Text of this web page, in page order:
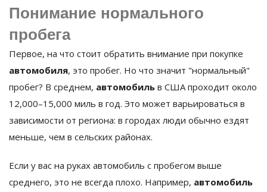
Понимание нормального
пробега
Первое, на что стоит обратить внимание при покупке
автомобиля, это пробег. Но что значит "нормальный"
пробег? В среднем, автомобиль в США проходит около
12,000–15,000 миль в год. Это может варьироваться в
зависимости от региона: в городах люди обычно ездят
меньше, чем в сельских районах.
Если у вас на руках автомобиль с пробегом выше
среднего, это не всегда плохо. Например, автомобиль